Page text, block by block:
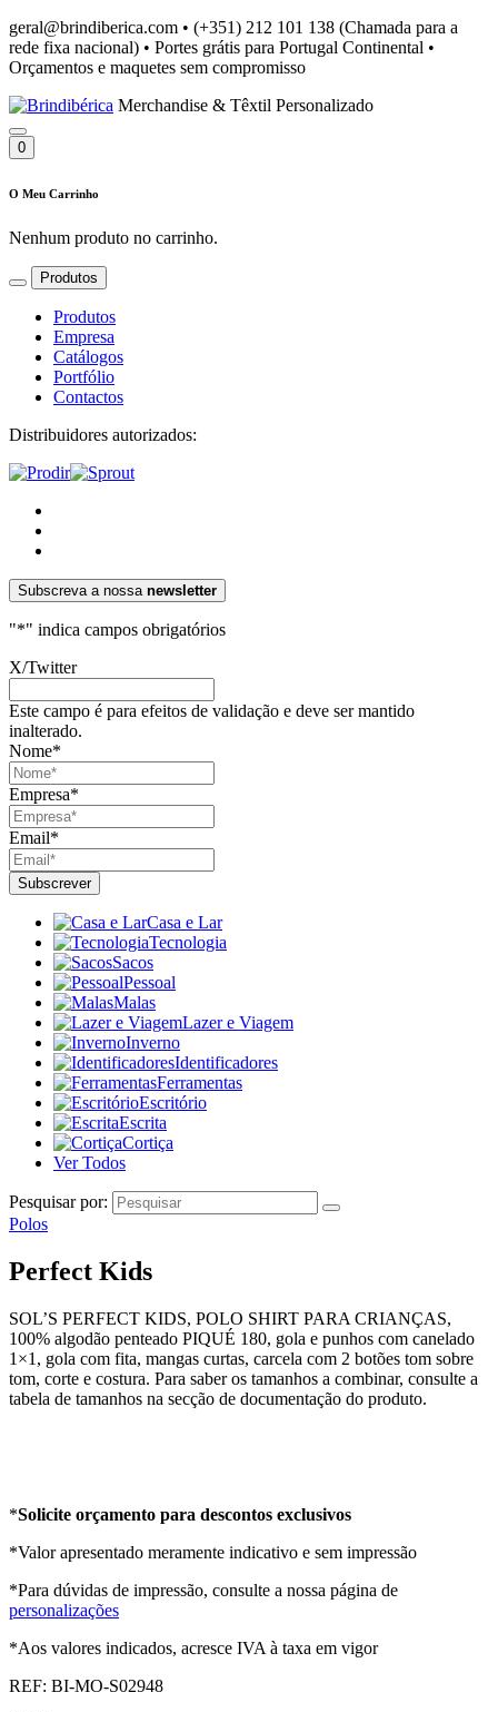
geral@brindiberica.com • (+351) 212 101 138 (Chamada para a
rede fixa nacional) • Portes grátis para Portugal Continental •
Orçamentos e maquetes sem compromisso
Merchandise & Têxtil Personalizado
0
O Meu Carrinho
Nenhum produto no carrinho.
Produtos
Produtos
Empresa
Catálogos
Portfólio
Contactos
Distribuidores autorizados:
Subscreva a nossa newsletter
"*" indica campos obrigatórios
X/Twitter
Este campo é para efeitos de validação e deve ser mantido
inalterado.
Nome*
Empresa*
Email*
Casa e Lar
Tecnologia
Sacos
Pessoal
Malas
Lazer e Viagem
Inverno
Identificadores
Ferramentas
Escritório
Escrita
Cortiça
Ver Todos
Pesquisar por:
Polos
Perfect Kids
SOL’S PERFECT KIDS, POLO SHIRT PARA CRIANÇAS,
100% algodão penteado PIQUÉ 180, gola e punhos com canelado
1×1, gola com fita, mangas curtas, carcela com 2 botões tom sobre
tom, corte e costura. Para saber os tamanhos a combinar, consulte a
tabela de tamanhos na secção de documentação do produto.
*Solicite orçamento para descontos exclusivos
*Valor apresentado meramente indicativo e sem impressão
*Para dúvidas de impressão, consulte a nossa página de
personalizações
*Aos valores indicados, acresce IVA à taxa em vigor
REF: BI-MO-S02948